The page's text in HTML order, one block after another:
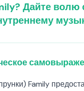
Дайте волю
Family